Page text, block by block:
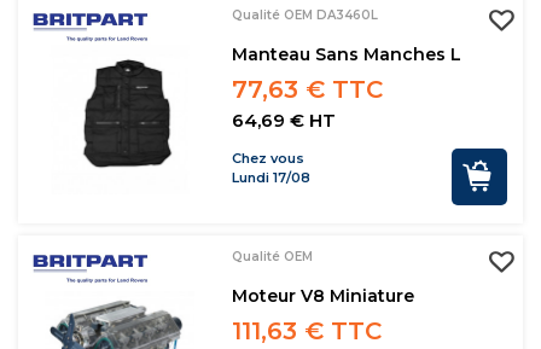
Qualité OEM DA3460L
Manteau Sans Manches L
77,63 € TTC
64,69 € HT
Chez vous
Lundi 17/08
Qualité OEM
Moteur V8 Miniature
111,63 € TTC